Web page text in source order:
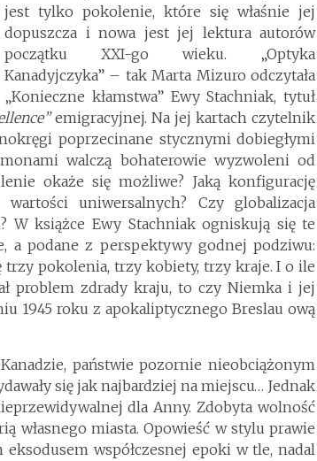
jest tylko pokolenie, które się właśnie jej
dopuszcza i nowa jest jej lektura autorów
początku XXI-go wieku. „Optyka
Kanadyjczyka” – tak Marta Mizuro odczytała
„Konieczne kłamstwa” Ewy Stachniak, tytuł
emigracyjnej. Na jej kartach czytelnik
poprzecinane stycznymi dobiegłymi
walczą bohaterowie wyzwoleni od
okaże się możliwe? Jaką konfigurację
uniwersalnych? Czy globalizacja
W książce Ewy Stachniak ogniskują się te
a podane z perspektywy godnej podziwu:
trzy pokolenia, trzy kobiety, trzy kraje. I o ile
problem zdrady kraju, to czy Niemka i jej
1945 roku z apokaliptycznego Breslau ową
państwie pozornie nieobciążonym
się jak najbardziej na miejscu… Jednak
dla Anny. Zdobyta wolność
własnego miasta. Opowieść w stylu prawie
współczesnej epoki w tle, nadal